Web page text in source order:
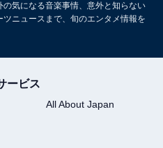
on Instagram
気になる音楽事情、意外と知らない
ニュースまで、旬のエンタメ情報を
ービス
All About Japan